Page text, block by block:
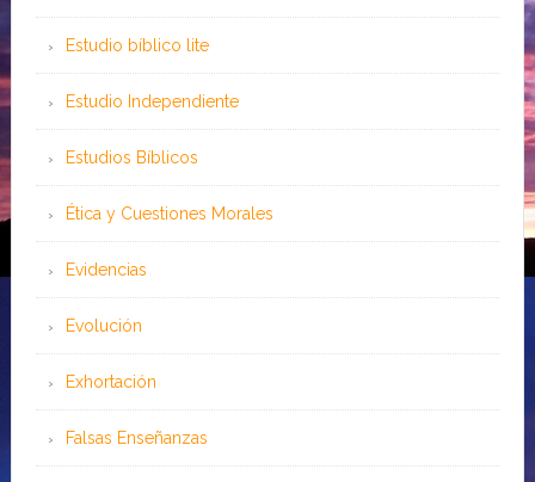
Estudio bíblico lite
Estudio Independiente
Estudios Bíblicos
Ética y Cuestiones Morales
Evidencias
Evolución
Exhortación
Falsas Enseñanzas